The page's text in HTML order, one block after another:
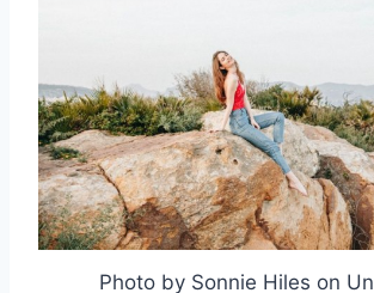
Photo by Sonnie Hiles on